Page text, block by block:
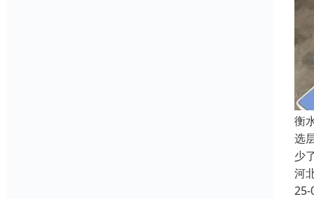
衡
选
少
河
25-